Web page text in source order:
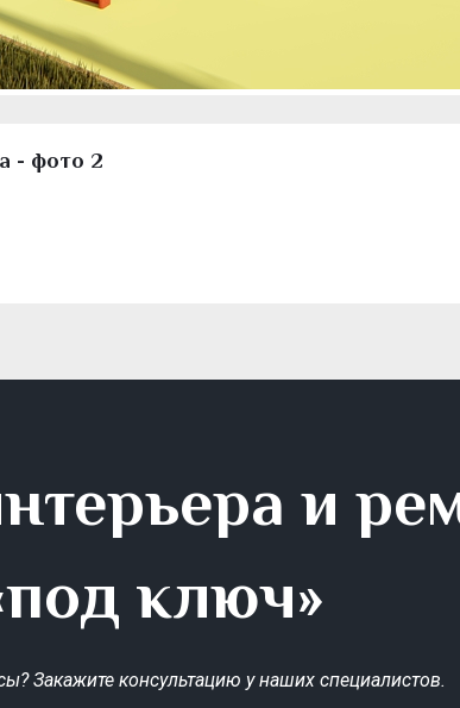
- фото 2
и
ключ»
Закажите консультацию у наших специалистов.